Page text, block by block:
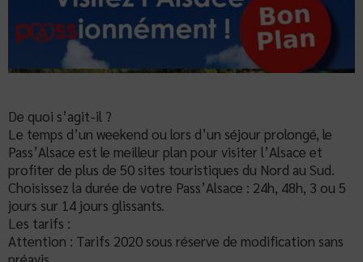
De quoi s’agit-il ?
Le temps d’un weekend ou lors d’un séjour prolongé, le
Pass’Alsace est le meilleur plan pour visiter l’Alsace et
profiter de plus de 50 sites touristiques du Nord au Sud.
Choisissez la durée de votre Pass’Alsace : 24h, 48h, 3 ou 5
jours sur 14 jours glissants.
Les tarifs :
Attention : Tarifs 2020 sous réserve de modification sans